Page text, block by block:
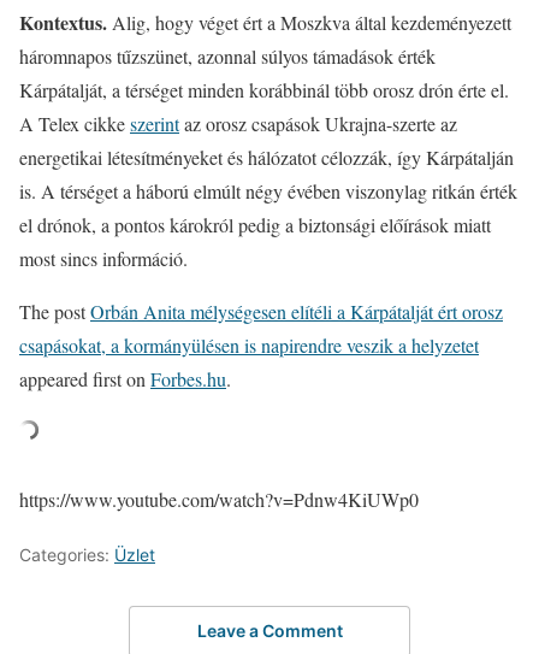
Kontextus. Alig, hogy véget ért a Moszkva által kezdeményezett
háromnapos tűzszünet, azonnal súlyos támadások érték
Kárpátalját, a térséget minden korábbinál több orosz drón érte el.
A Telex cikkeszerintaz orosz csapások Ukrajna-szerte az
energetikai létesítményeket és hálózatot célozzák, így Kárpátalján
is. A térséget a háború elmúlt négy évében viszonylag ritkán érték
el drónok, a pontos károkról pedig a biztonsági előírások miatt
most sincs információ.
The postOrbán Anita mélységesen elítéli a Kárpátalját ért orosz
csapásokat, a kormányülésen is napirendre veszik a helyzetet
appeared first on Forbes.hu.
https://www.youtube.com/watch?v=Pdnw4KiUWp0
Categories: Üzlet
Leave a Comment